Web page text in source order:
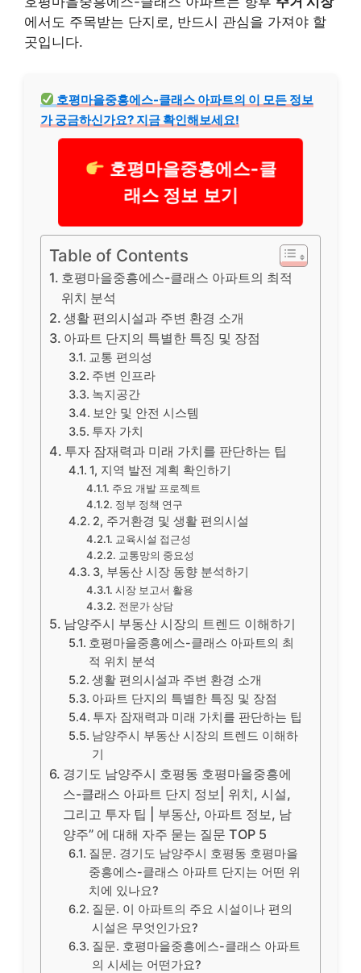
에서도 주목받는 단지로, 반드시 관심을 가져야 할
곳입니다.
호평마을중흥에스-클래스 아파트의 이 모든 정보
가 궁금하신가요? 지금 확인해보세요!
호평마을중흥에스-클
래스 정보 보기
Table of Contents
호평마을중흥에스-클래스 아파트의 최적
위치 분석
생활 편의시설과 주변 환경 소개
아파트 단지의 특별한 특징 및 장점
교통 편의성
주변 인프라
녹지공간
보안 및 안전 시스템
투자 가치
투자 잠재력과 미래 가치를 판단하는 팁
1, 지역 발전 계획 확인하기
주요 개발 프로젝트
정부 정책 연구
2, 주거환경 및 생활 편의시설
교육시설 접근성
교통망의 중요성
3, 부동산 시장 동향 분석하기
시장 보고서 활용
전문가 상담
남양주시 부동산 시장의 트렌드 이해하기
호평마을중흥에스-클래스 아파트의 최
적 위치 분석
생활 편의시설과 주변 환경 소개
아파트 단지의 특별한 특징 및 장점
투자 잠재력과 미래 가치를 판단하는 팁
남양주시 부동산 시장의 트렌드 이해하
기
경기도 남양주시 호평동 호평마을중흥에
스-클래스 아파트 단지 정보| 위치, 시설,
그리고 투자 팁 | 부동산, 아파트 정보, 남
양주” 에 대해 자주 묻는 질문 TOP 5
질문. 경기도 남양주시 호평동 호평마을
중흥에스-클래스 아파트 단지는 어떤 위
치에 있나요?
질문. 이 아파트의 주요 시설이나 편의
시설은 무엇인가요?
질문. 호평마을중흥에스-클래스 아파트
의 시세는 어떤가요?